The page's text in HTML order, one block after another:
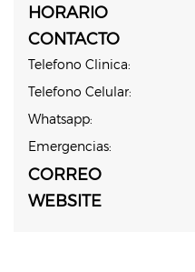
HORARIO
CONTACTO
Telefono Clinica:
Telefono Celular:
Whatsapp:
Emergencias:
CORREO
WEBSITE